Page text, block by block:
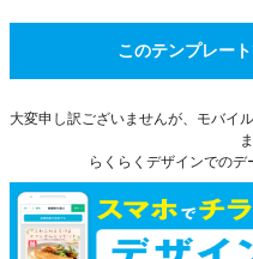
このテンプレー
大変申し訳ございませんが、モバイ
らくらくデザインでのデ